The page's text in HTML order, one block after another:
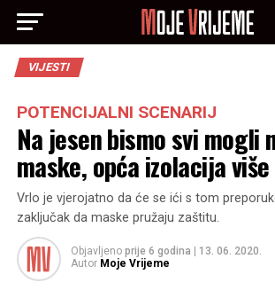
VIJESTI
POTENCIJALNI SCENARIJ
Na jesen bismo svi mogli
maske, opća izolacija
Vrlo je vjerojatno da će se ići s tom
zaključak da maske pružaju zaštitu.
Objavljeno prije 6 godina
13. 06. 2020.
Autor Moje Vrijeme